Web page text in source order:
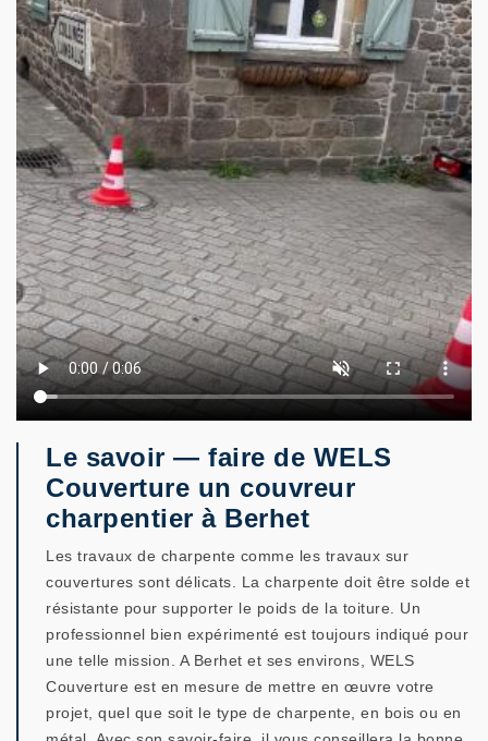
Le savoir — faire de WELS
Couverture un couvreur
charpentier à Berhet
Les travaux de charpente comme les travaux sur
couvertures sont délicats. La charpente doit être solde et
résistante pour supporter le poids de la toiture. Un
professionnel bien expérimenté est toujours indiqué pour
une telle mission. A Berhet et ses environs, WELS
Couverture est en mesure de mettre en œuvre votre
projet, quel que soit le type de charpente, en bois ou en